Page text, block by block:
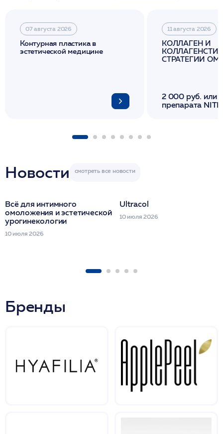
07 августа 2026
Контурная пластика в
эстетической медицине
11 августа 2026
КОЛЛАГЕН И
СТРАТЕГИИ
2 000 руб. или
препарата
Новости
Всё для интимного
омоложения и эстетической
урогинекологии
10 июля 2026
Ultracol
10 июля 2026
Бренды